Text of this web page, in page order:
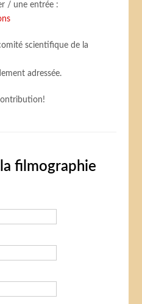
/ une entrée :
scientifique de la
adressée.
filmographie